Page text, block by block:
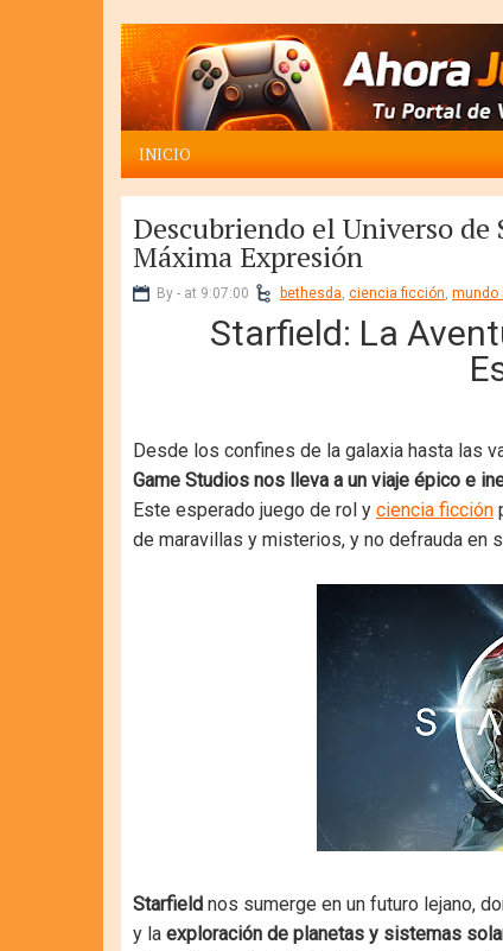
INICIO
Descubriendo el Universo
Máxima Expresión
By - at 9:07:00 bethesda, ciencia ficción, mundo
Starfield: La
Desde los confines de la galaxia hasta las
Game Studios nos lleva a un viaje épico e
Este esperado juego de rol y ciencia ficción
de maravillas y misterios, y no defrauda en
Starfield nos sumerge en un futuro lejano,
y la exploración de planetas y sistemas